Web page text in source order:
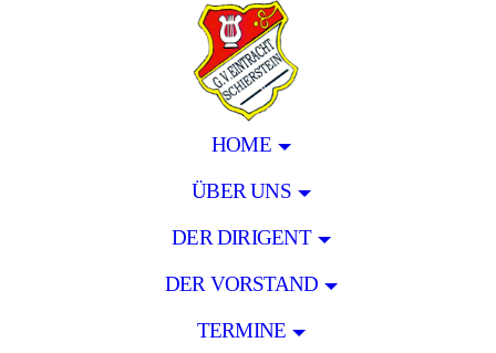
HOME
ÜBER UNS
DER DIRIGENT
DER VORSTAND
TERMINE